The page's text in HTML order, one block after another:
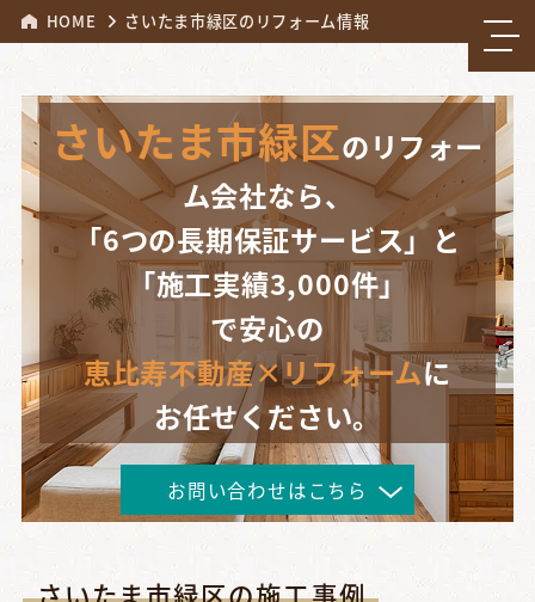
HOME さいたま市緑区のリフォーム情報
さいたま市緑区のリフォー
ム会社なら、
「6つの長期保証サービス」と
「施工実績3,000件」
で安心の
恵比寿不動産×リフォームに
お任せください。
お問い合わせはこちら
さいたま市緑区の施工事例